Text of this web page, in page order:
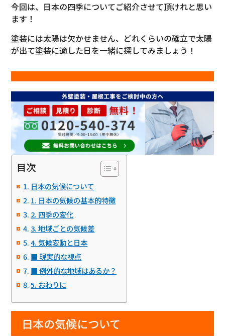
今回は、日本の四季についてご紹介させて頂けれと思い
ます！
塗装には太陽は欠かせません、どれくらいの確立で太陽
が出て塗装に適した日を一緒に探してみましょう！
目次
日本の気候について
1. 日本の気候の基本的特徴
2. 四季の変化
3. 地域ごとの気候差
4. 気候変動と日本
■ 現実的な視点
■ 例外的な地域はあるか？
5. おわりに
日本の気候について